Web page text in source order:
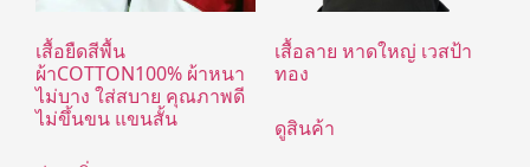
เสื้อยืดสีพื้น
ผ้าCOTTON100% ผ้าหนา
ไม่บาง ใส่สบาย คุณภาพดี
ไม่ขึ้นขน แขนสั้น
เสื้อลาย หาดใหญ่ เวสป้า
ทอง
ดูสินค้า